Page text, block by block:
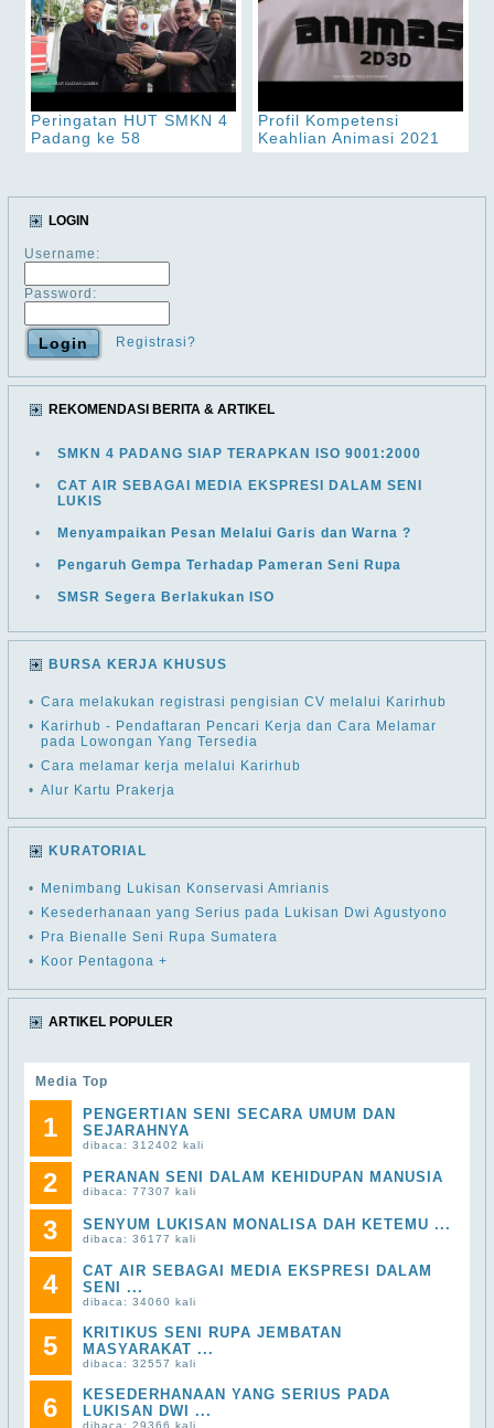
Peringatan HUT SMKN 4
Padang ke 58
Profil Kompetensi
Keahlian Animasi 2021
LOGIN
Username:
Password:
Registrasi?
REKOMENDASI BERITA & ARTIKEL
• SMKN 4 PADANG SIAP TERAPKAN ISO 9001:2000
•
CAT AIR SEBAGAI MEDIA EKSPRESI DALAM SENI
LUKIS
• Menyampaikan Pesan Melalui Garis dan Warna ?
• Pengaruh Gempa Terhadap Pameran Seni Rupa
• SMSR Segera Berlakukan ISO
BURSA KERJA KHUSUS
• Cara melakukan registrasi pengisian CV melalui Karirhub
•
Karirhub - Pendaftaran Pencari Kerja dan Cara Melamar
pada Lowongan Yang Tersedia
• Cara melamar kerja melalui Karirhub
• Alur Kartu Prakerja
KURATORIAL
•
Menimbang Lukisan Konservasi Amrianis
•
Kesederhanaan yang Serius pada Lukisan Dwi Agustyono
•
Pra Bienalle Seni Rupa Sumatera
•
Koor Pentagona +
ARTIKEL POPULER
Media Top
1
PENGERTIAN SENI SECARA UMUM DAN
SEJARAHNYA
dibaca: 312402 kali
2 PERANAN SENI DALAM KEHIDUPAN MANUSIA
dibaca: 77307 kali
3 SENYUM LUKISAN MONALISA DAH KETEMU ...
dibaca: 36177 kali
4
CAT AIR SEBAGAI MEDIA EKSPRESI DALAM
SENI ...
dibaca: 34060 kali
5
KRITIKUS SENI RUPA JEMBATAN
MASYARAKAT ...
dibaca: 32557 kali
6
KESEDERHANAAN YANG SERIUS PADA
LUKISAN DWI ...
dibaca: 29366 kali